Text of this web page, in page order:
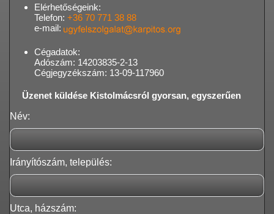
Elérhetőségeink:
Telefon: +36 70 771 38 88
e-mail:
Cégadatok:
Adószám: 14203835-2-13
Cégjegyzékszám: 13-09-117960
Üzenet küldése Kistolmácsról gyorsan, egyszerűen
Név:
Irányítószám, település:
Utca, házszám: